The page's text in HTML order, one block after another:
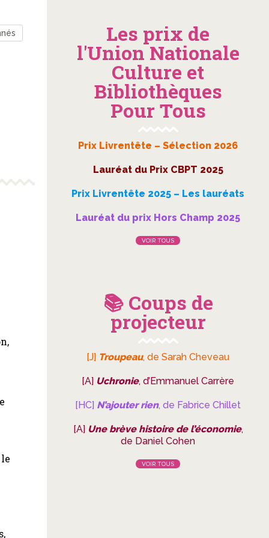
Les prix de
l'Union Nationale
Culture et
Bibliothèques
Pour Tous
Prix Livrentête – Sélection 2026
Lauréat du Prix CBPT 2025
Prix Livrentête 2025 – Les lauréats
Lauréat du prix Hors Champ 2025
VOIR TOUS
📚 Coups de
projecteur
[J] Troupeau, de Sarah Cheveau
[A] Uchronie, d’Emmanuel Carrère
[HC] N’ajouter rien, de Fabrice Chillet
[A] Une brève histoire de l’économie,
de Daniel Cohen
VOIR TOUS